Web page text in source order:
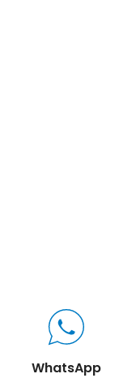
WhatsApp